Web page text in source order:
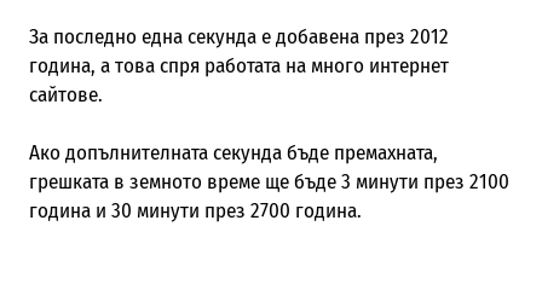
За последно една секунда е добавена през 2012
година, а това спря работата на много интернет
сайтове.
Ако допълнителната секунда бъде премахната,
грешката в земното време ще бъде 3 минути през 2100
година и 30 минути през 2700 година.